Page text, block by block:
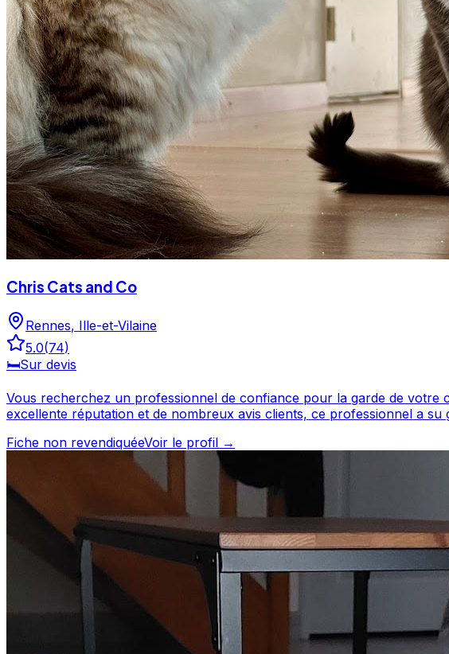
Chris Cats and Co
Rennes, Ille-et-Vilaine
5.0(74)
🛏️Sur devis
Vous recherchez un professionnel de confiance pour la garde de votre
excellente réputation et de nombreux avis clients, ce professionnel a su gagner la confiance
Fiche non revendiquéeVoir le profil →